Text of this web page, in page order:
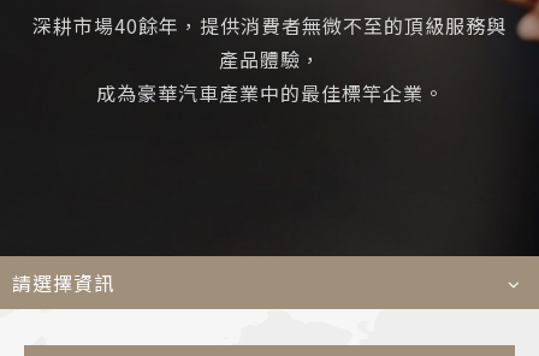
深耕市場40餘年，提供消費者無微不至的頂級服務與
產品體驗，
成為豪華汽車產業中的最佳標竿企業。
請選擇資訊
投資
Languages